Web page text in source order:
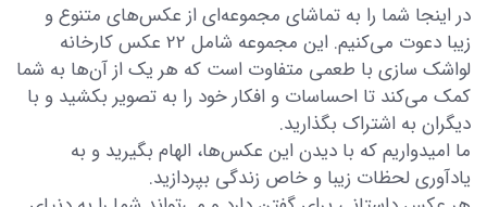
در اینجا شما را به تماشای مجموعه‌ای از عکس‌های متنوع و
زیبا دعوت می‌کنیم. این مجموعه شامل 22 عکس کارخانه
لواشک سازی با طعمی متفاوت است که هر یک از آن‌ها به شما
کمک می‌کند تا احساسات و افکار خود را به تصویر بکشید و با
دیگران به اشتراک بگذارید.
ما امیدواریم که با دیدن این عکس‌ها، الهام بگیرید و به
یادآوری لحظات زیبا و خاص زندگی بپردازید.